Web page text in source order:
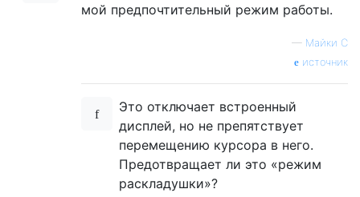
мой предпочтительный режим работы.
— Майки С
источник
Это отключает встроенный
дисплей, но не препятствует
перемещению курсора в него.
Предотвращает ли это «режим
раскладушки»?